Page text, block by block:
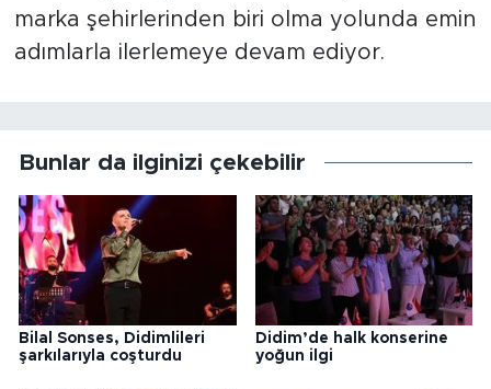
marka şehirlerinden biri olma yolunda emin
adımlarla ilerlemeye devam ediyor.
Bunlar da ilginizi çekebilir
Bilal Sonses, Didimlileri
şarkılarıyla coşturdu
Didim’de halk konserine
yoğun ilgi